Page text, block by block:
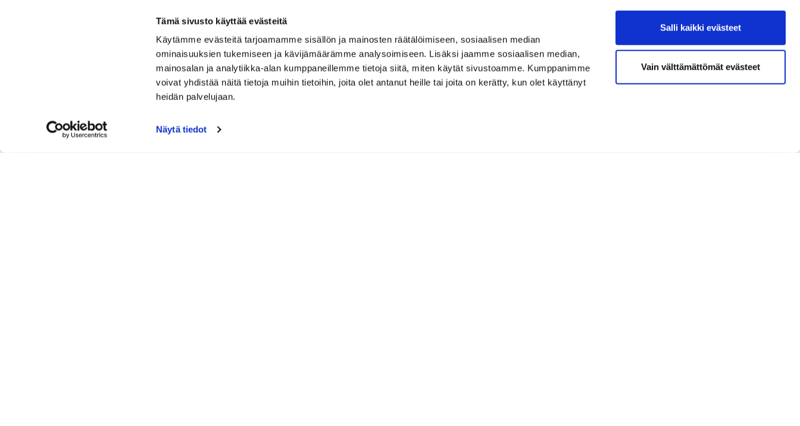
Tämä sivusto käyttää evästeitä
Käytämme evästeitä tarjoamamme sisällön ja mainosten räätälöimiseen, sosiaalisen median
ominaisuuksien tukemiseen ja kävijämäärämme analysoimiseen. Lisäksi jaamme sosiaalisen median,
mainosalan ja analytiikka-alan kumppaneillemme tietoja siitä, miten käytät sivustoamme. Kumppanimme
voivat yhdistää näitä tietoja muihin tietoihin, joita olet antanut heille tai joita on kerätty, kun olet käyttänyt
heidän palvelujaan.
Näytä tiedot
Salli kaikki evästeet
Vain välttämättömät evästeet